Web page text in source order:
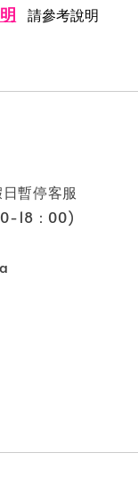
請參考說明
暫停客服
：00)